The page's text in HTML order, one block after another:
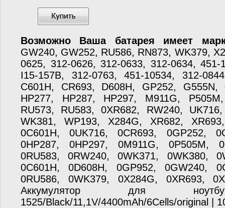
Возможно Ваша батарея имеет
GW240, GW252, RU586, RN873, WK379,
0625, 312-0626, 312-0633, 312-0634, 451-
I15-157B, 312-0763, 451-10534, 312-
C601H, CR693, D608H, GP252, G555N,
HP277, HP287, HP297, M911G,
RU573, RU583, 0XR682, RW240,
WK381, WP193, X284G, XR682,
0C601H, 0UK716, 0CR693, 0GP252,
0HP287, 0HP297, 0M911G, 0P505M,
0RU583, 0RW240, 0WK371, 0WK380,
0C601H, 0D608H, 0GP952, 0GW240,
0RU586, 0WK379, 0X284G, 0XR693,
Аккумулятор для
1525/Black/11,1V/4400mAh/6Cells/original |